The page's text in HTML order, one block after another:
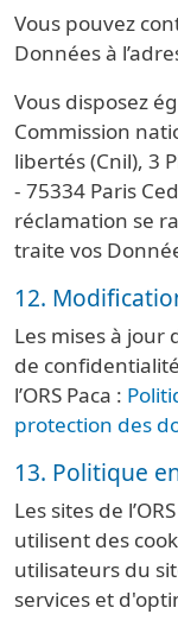
Vous pouvez
Données à
Vous disposez
Commission
libertés (Cnil), 3
- 75334 Paris
réclamation se
traite vos
12.
Les mises à jour
de
l’ORS Paca :
protection des
13. Politique
Les sites de
utilisent des
utilisateurs du
services et